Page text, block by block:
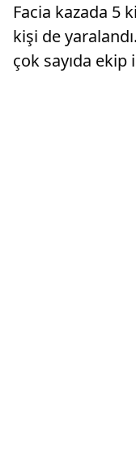
Facia kazada 5
kişi de
çok sayıda